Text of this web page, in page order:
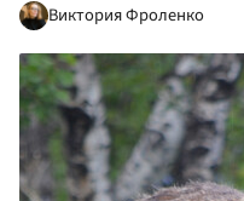
Виктория Фроленко